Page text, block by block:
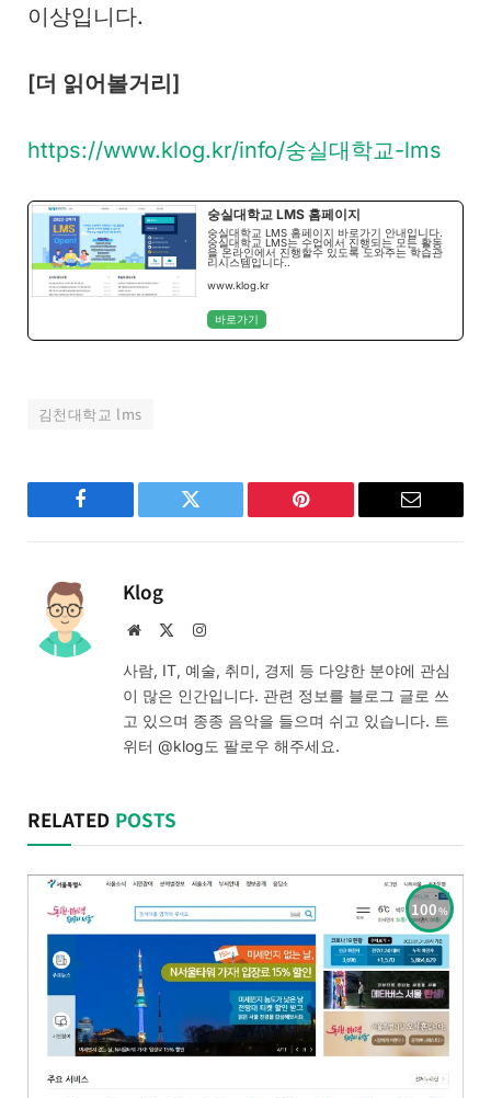
이상입니다.
[더 읽어볼거리]
https://www.klog.kr/info/숭실대학교-lms
숭실대학교 LMS 홈페이지
숭실대학교 LMS 홈페이지 바로가기 안내입니다.
숭실대학교 LMS는 수업에서 진행되는 모든 활동
을 온라인에서 진행할수 있도록 도와주는 학습관
리시스템입니다..
www.klog.kr
바로가기
김천대학교 lms
Facebook Twitter Pinterest Email
Klog
Website Instagram
사람, IT, 예술, 취미, 경제 등 다양한 분야에 관심
이 많은 인간입니다. 관련 정보를 블로그 글로 쓰
고 있으며 종종 음악을 들으며 쉬고 있습니다. 트
위터 @klog도 팔로우 해주세요.
RELATED POSTS
100